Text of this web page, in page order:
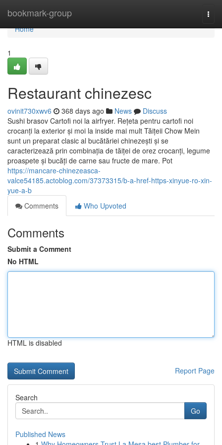
bookmark-group
Home
Home
1
Restaurant chinezesc
ovinit730xwv6 368 days ago News
Discuss
Sushi brasov Cartofi noi la airfryer. Rețeta pentru cartofi noi
crocanți la exterior și moi la inside mai mult Tăițeii Chow Mein
sunt un preparat clasic al bucătăriei chinezești și se
caracterizează prin combinația de tăiței de orez crocanți, legume
proaspete și bucăți de carne sau fructe de mare. Pot
https://mancare-chinezeasca-
valce54185.actoblog.com/37373315/b-a-href-https-xinyue-ro-xin-
yue-a-b
Comments
Who Upvoted
Comments
Submit a Comment
No HTML
HTML is disabled
Report Page
Search
Go
Published News